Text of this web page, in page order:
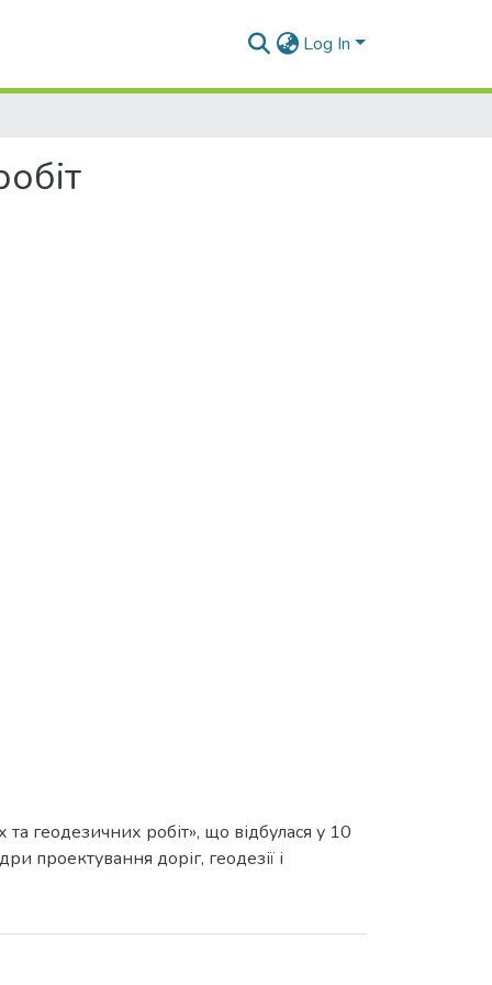
Log In
геодезичних робіт», що відбулася у 10
проектування доріг, геодезії і